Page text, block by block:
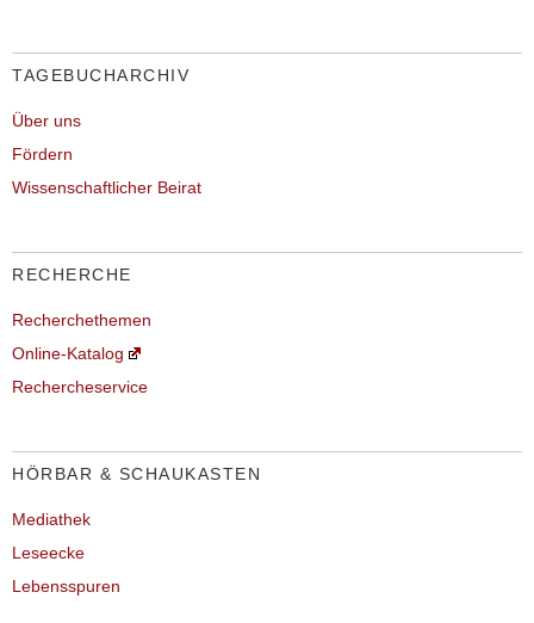
TAGEBUCHARCHIV
Über uns
Fördern
Wissenschaftlicher Beirat
RECHERCHE
Recherchethemen
Online-Katalog
Rechercheservice
HÖRBAR & SCHAUKASTEN
Mediathek
Leseecke
Lebensspuren